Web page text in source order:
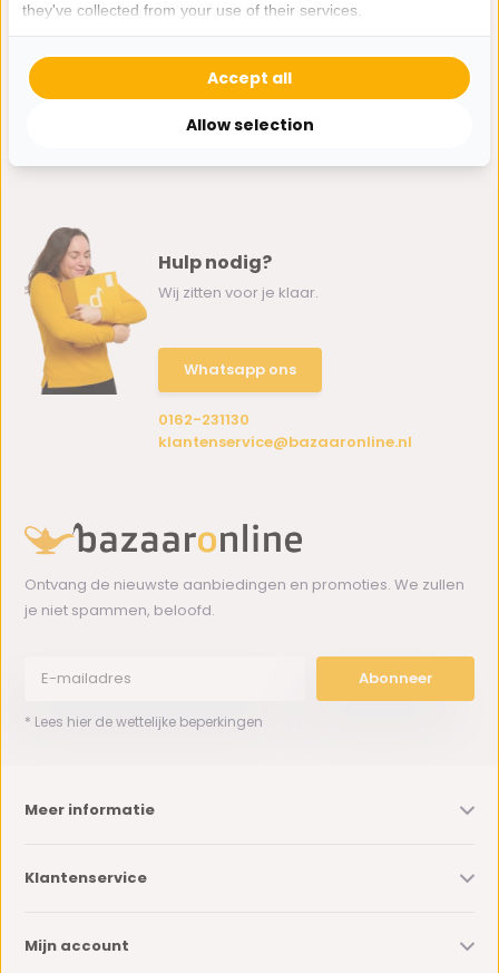
Hulp nodig?
Wij zitten voor je klaar.
Whatsapp ons
0162-231130
klantenservice@bazaaronline.nl
Ontvang de nieuwste aanbiedingen en promoties. We zullen
je niet spammen, beloofd.
Abonneer
* Lees hier de wettelijke beperkingen
Meer informatie
Klantenservice
Mijn account
they've collected from your use of their services.
Allow selection
Accept all